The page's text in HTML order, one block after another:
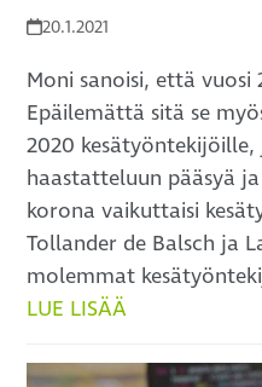
20.1.2021
Moni sanoisi, että vuosi
Epäilemättä sitä se
2020
haastatteluun pääsyä
korona vaikuttaisi
Tollander de Balsch ja
molemmat
LUE LISÄÄ